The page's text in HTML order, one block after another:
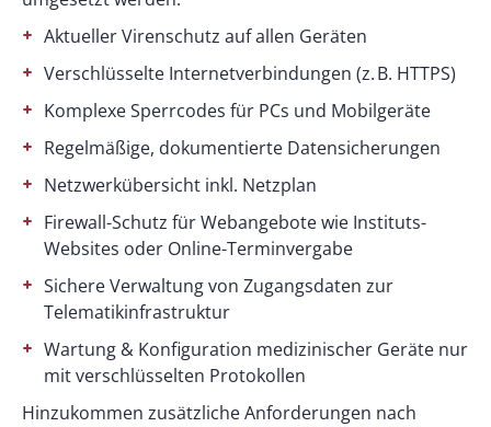
Aktueller Virenschutz auf allen Geräten
Verschlüsselte Internetverbindungen (z. B. HTTPS)
Komplexe Sperrcodes für PCs und Mobilgeräte
Regelmäßige, dokumentierte Datensicherungen
Netzwerkübersicht inkl. Netzplan
Firewall-Schutz für Webangebote wie Instituts-
Websites oder Online-Terminvergabe
Sichere Verwaltung von Zugangsdaten zur
Telematikinfrastruktur
Wartung & Konfiguration medizinischer Geräte nur
mit verschlüsselten Protokollen
Hinzukommen zusätzliche Anforderungen nach